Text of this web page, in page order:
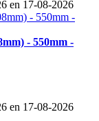
en 17-08-2026
- 550mm -
en 17-08-2026